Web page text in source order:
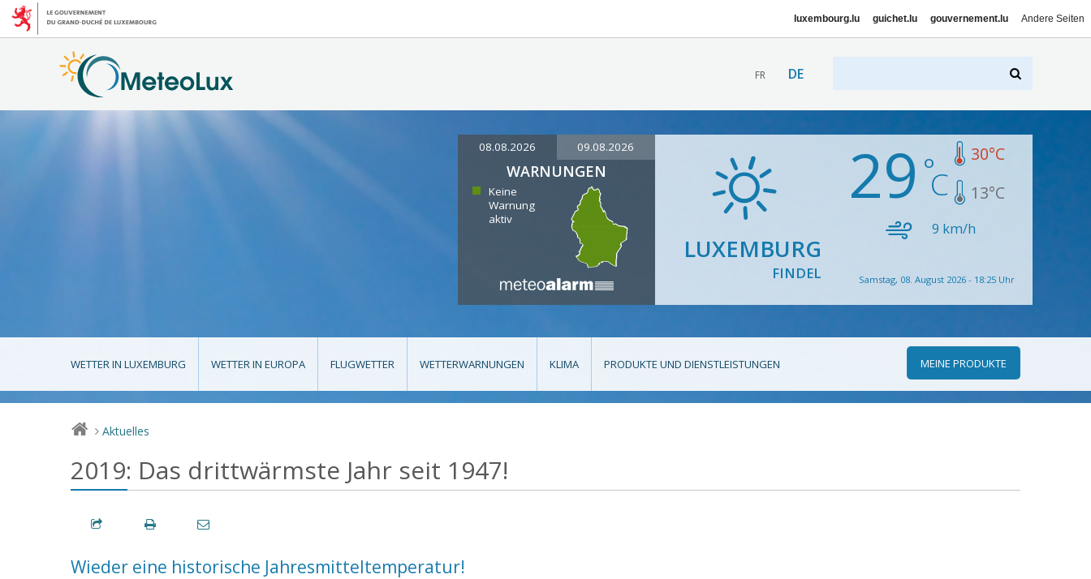
luxembourg.lu guichet.lu gouvernement.lu Andere Seiten
FR DE
08.08.2026 09.08.2026
WARNUNGEN
Keine
Warnung
aktiv
LUXEMBURG
FINDEL
29 30°C
13°C
9 km/h
Samstag, 08. August 2026 - 18:25 Uhr
WETTER IN LUXEMBURG WETTER IN EUROPA FLUGWETTER WETTERWARNUNGEN KLIMA PRODUKTE UND DIENSTLEISTUNGEN MEINE PRODUKTE
> Aktuelles
2019: Das drittwärmste Jahr seit 1947!
Wieder eine historische Jahresmitteltemperatur!